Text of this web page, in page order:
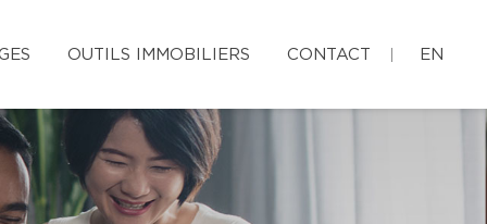
OUTILS IMMOBILIERS CONTACT EN